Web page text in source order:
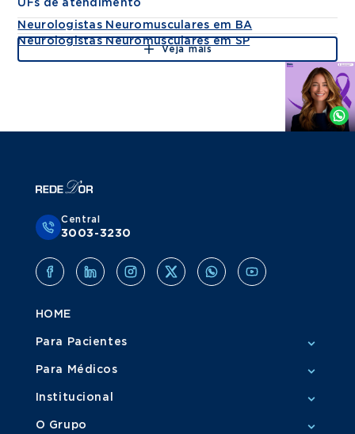
UFs de atendimento
Neurologistas Neuromusculares em BA
Neurologistas Neuromusculares em SP
Veja mais
Agende
Whatsapp
Central
3003-3230
HOME
Para Pacientes
Para Médicos
Institucional
O Grupo